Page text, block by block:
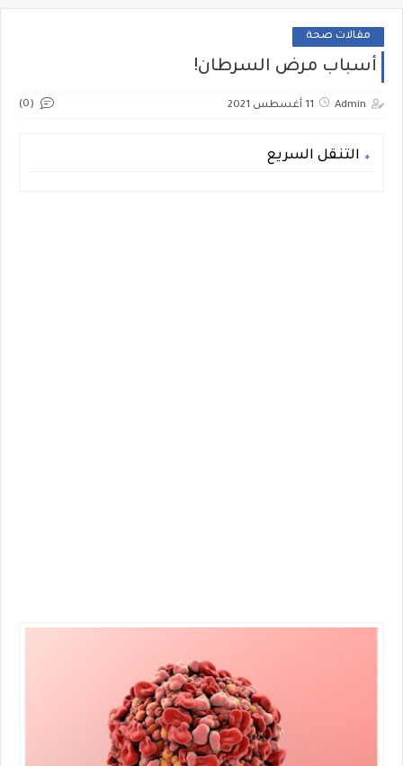
مقالات صحة
أسباب مرض السرطان!
Admin 11 أغسطس 2021 (0)
التنقل السريع